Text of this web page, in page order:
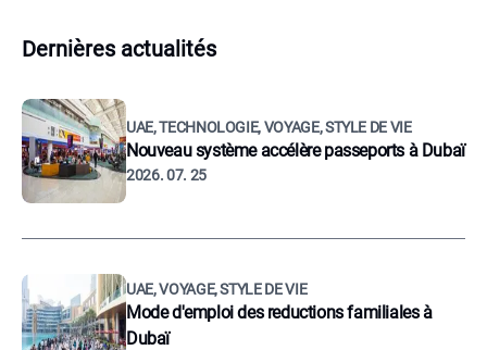
Dernières actualités
UAE, TECHNOLOGIE, VOYAGE, STYLE DE VIE
Nouveau système accélère passeports à Dubaï
2026. 07. 25
UAE, VOYAGE, STYLE DE VIE
Mode d'emploi des reductions familiales à
Dubaï